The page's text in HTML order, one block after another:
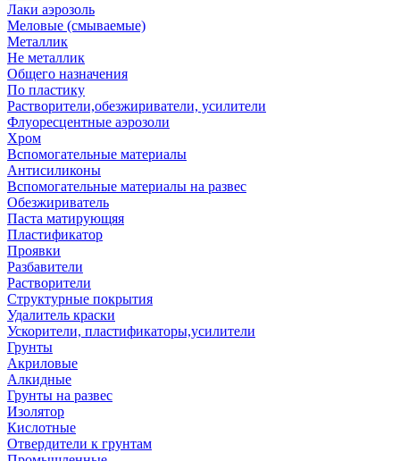
Лаки аэрозоль
Меловые (смываемые)
Металлик
Не металлик
Общего назначения
По пластику
Растворители,обезжириватели, усилители
Флуоресцентные аэрозоли
Хром
Вспомогательные материалы
Антисиликоны
Вспомогательные материалы на развес
Обезжириватель
Паста матирующяя
Пластификатор
Проявки
Разбавители
Растворители
Структурные покрытия
Удалитель краски
Ускорители, пластификаторы,усилители
Грунты
Акриловые
Алкидные
Грунты на развес
Изолятор
Кислотные
Отвердители к грунтам